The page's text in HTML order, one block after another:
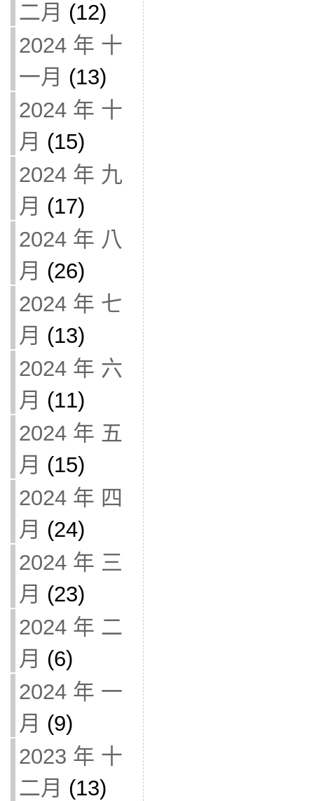
二月 (12)
2024 年 十
一月 (13)
2024 年 十
月 (15)
2024 年 九
月 (17)
2024 年 八
月 (26)
2024 年 七
月 (13)
2024 年 六
月 (11)
2024 年 五
月 (15)
2024 年 四
月 (24)
2024 年 三
月 (23)
2024 年 二
月 (6)
2024 年 一
月 (9)
2023 年 十
二月 (13)